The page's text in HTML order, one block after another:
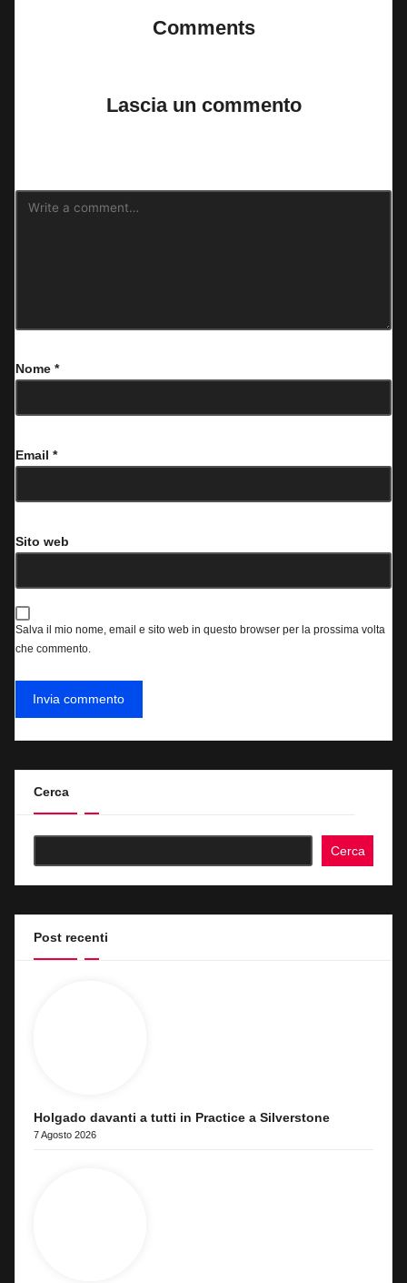
Comments
Lascia un commento
Nome *
Email *
Sito web
Salva il mio nome, email e sito web in questo browser per la prossima volta
che commento.
Cerca
Cerca
Post recenti
Holgado davanti a tutti in Practice a Silverstone
7 Agosto 2026